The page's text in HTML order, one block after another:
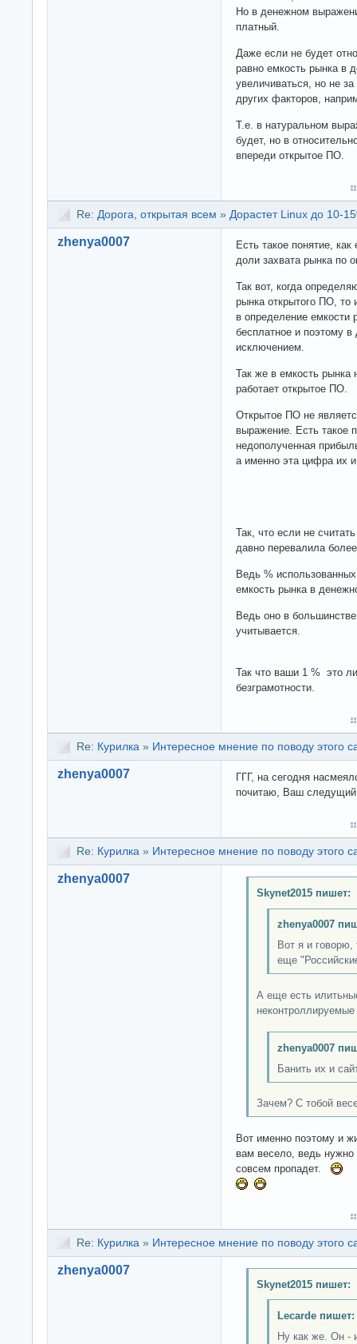
Но в денежном
платный.
Даже если не будет
равно емкость рынка в
увеличиваться, но не
других факторов,
Т.е. в натуральном
будет, но в
впереди открытое ПО.
Re: Дорога, открытая всем » Дорастет Linux до 10-
zhenya0007
Есть такое понятие,
доли захвата рынка по
Так вот, когда
рынка открытого ПО, то
в определение
бесплатное и поэтому
исключением.
Так же в емкость рынка
работает открытое ПО.
Открытое ПО не
выражение. Есть такое
недополученная
а именно эта цифра их и
Так, что если не
давно перевалила
Ведь %
емкость рынка в
Ведь оно в
учитывается.
Так что ваши 1 % это
безграмотности.
Re: Курилка » Интересное мнение по поводу этого
zhenya0007
ГГГ, на сегодня
почитаю, Ваш
Re: Курилка » Интересное мнение по поводу этого
zhenya0007
Skynet2015 пишет:
zhenya0007
Вот я и говорю,
еще
А еще есть
zhenya0007
Банить их и
Зачем? С тобой
Вот именно поэтому и
вам весело, ведь
совсем пропадет.
Re: Курилка » Интересное мнение по поводу этого
zhenya0007
Skynet2015 пишет:
Lecarde пишет:
Ну как же. Он -